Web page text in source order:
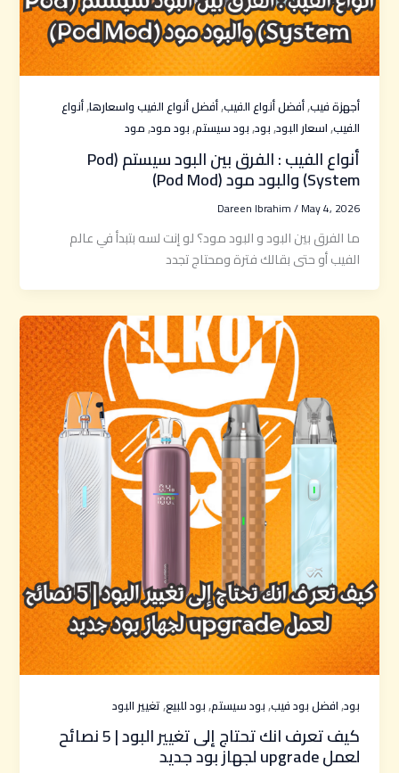
أجهزة فيب,أفضل أنواع الفيب,أفضل أنواع الفيب واسعارها,أنواع
الفيب,اسعار البود,بود,بود سيستم,بود مود,مود
أنواع الفيب : الفرق بين البود سيستم (Pod
System) والبود مود (Pod Mod)
Dareen Ibrahim/May 4, 2026
ما الفرق بين البود و البود مود؟ لو إنت لسه بتبدأ في عالم
الفيب أو حتى بقالك فترة ومحتاج تجدد
بود,افضل بود فيب,بود سيستم,بود للبيع,تغيير البود
كيف تعرف انك تحتاج إلى تغيير البود | 5 نصائح
لعمل upgrade لجهاز بود جديد